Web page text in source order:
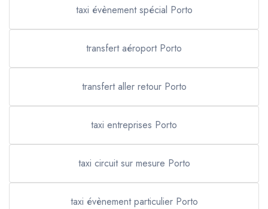
taxi évènement spécial Porto
transfert aéroport Porto
transfert aller retour Porto
taxi entreprises Porto
taxi circuit sur mesure Porto
taxi évènement particulier Porto